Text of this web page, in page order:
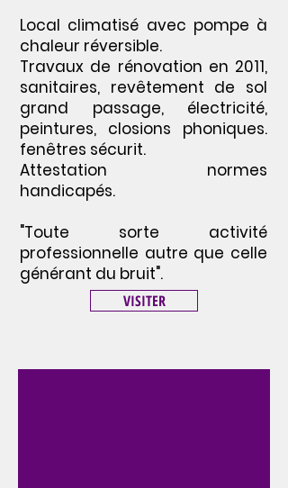
Local climatisé avec pompe à
chaleur réversible.
Travaux de rénovation en 2011,
sanitaires, revêtement de sol
grand passage, électricité,
peintures, closions phoniques.
fenêtres sécurit.
Attestation normes
handicapés.
"Toute sorte activité
professionnelle autre que celle
générant du bruit".
VISITER